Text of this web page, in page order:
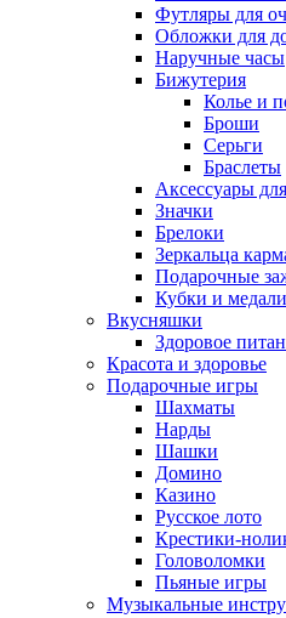
Футляры для
Обложки для
Наручные часы
Бижутерия
Колье и
Броши
Серьги
Браслеты
Аксессуары
Значки
Брелоки
Зеркальца
Подарочные
Кубки и медали
Вкусняшки
Здоровое
Красота и здоровье
Подарочные игры
Шахматы
Нарды
Шашки
Домино
Казино
Русское лото
Крестики-
Головоломки
Пьяные игры
Музыкальные